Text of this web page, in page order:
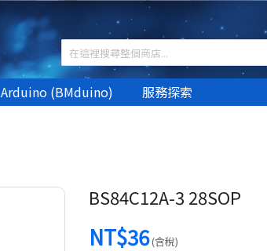
Arduino (BMduino) 服務探索
BS84C12A-3 28SOP
NT$36(含稅)